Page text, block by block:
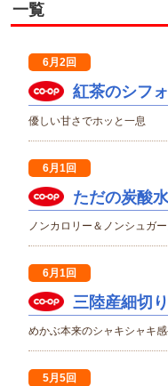
一覧
6月2回
紅茶のシフ
優しい甘さでホッと一息
6月1回
ただの炭酸水
ノンカロリー＆ノンシュガ
6月1回
三陸産細切
めかぶ本来のシャキシャキ
5月5回